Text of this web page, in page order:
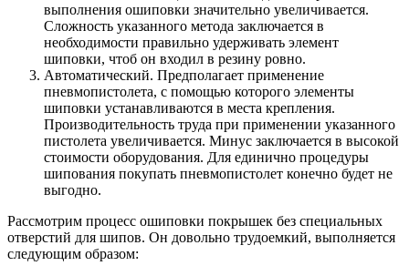
выполнения ошиповки значительно увеличивается.
Сложность указанного метода заключается в
необходимости правильно удерживать элемент
шиповки, чтоб он входил в резину ровно.
Автоматический. Предполагает применение
пневмопистолета, с помощью которого элементы
шиповки устанавливаются в места крепления.
Производительность труда при применении указанного
пистолета увеличивается. Минус заключается в высокой
стоимости оборудования. Для единично процедуры
шипования покупать пневмопистолет конечно будет не
выгодно.
Рассмотрим процесс ошиповки покрышек без специальных
отверстий для шипов. Он довольно трудоемкий, выполняется
следующим образом: